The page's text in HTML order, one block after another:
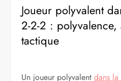
Joueur polyvalent
2-2-2 :
tactique
Un joueur polyvalentdans